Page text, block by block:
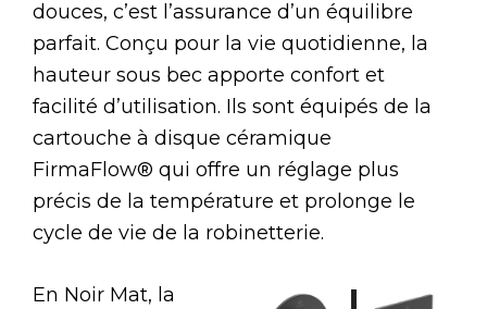
douces, c’est l’assurance d’un équilibre
parfait. Conçu pour la vie quotidienne, la
hauteur sous bec apporte confort et
facilité d’utilisation. Ils sont équipés de la
cartouche à disque céramique
FirmaFlow® qui offre un réglage plus
précis de la température et prolonge le
cycle de vie de la robinetterie.
En Noir Mat, la